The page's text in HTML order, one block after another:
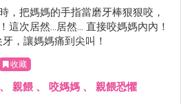
，把媽媽的手指當磨牙棒狠狠咬，
這次居然…居然… 直接咬媽媽內內！
，讓媽媽痛到尖叫！
收藏
、 親餵 、 咬媽媽 、 親餵恐懼